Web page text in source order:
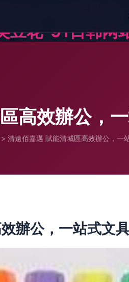
花-91日韩欧
豆花-91日韩网
高效辦公，
> 清遠佰嘉邁 賦能清城區高效辦公，一
辦公，一站式文